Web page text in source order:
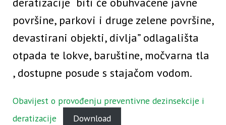
površine, parkovi i druge zelene površine,
devastirani objekti, divlja” odlagališta
otpada te lokve, baruštine, močvarna tla
, dostupne posude s stajačom vodom.
Obavijest o provođenju preventivne dezinsekcije i
deratizacije
Download